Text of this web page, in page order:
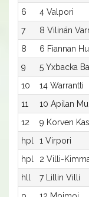
6
4 Valpori
7
8 Vilinän
8
6 Fiannan
9
5 Yxbacka
10
14 Warrantti
11
10 Apilan
12
9 Korven
hpl
1 Virpori
hpl
2 Villi-
hll
7 Lillin Villi